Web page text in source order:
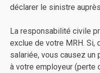
déclarer le sinistre
La responsabilité civile
exclue de votre MRH. Si,
salariée, vous causez un
à votre employeur (perte